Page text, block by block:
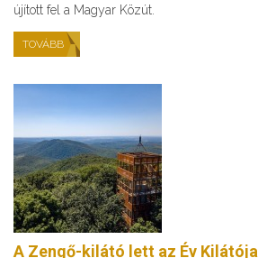
újított fel a Magyar Közút.
TOVÁBB
A Zengő-kilátó lett az Év Kilátója